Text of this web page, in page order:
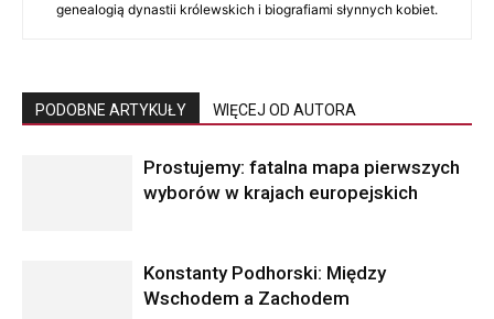
genealogią dynastii królewskich i biografiami słynnych kobiet.
PODOBNE ARTYKUŁY WIĘCEJ OD AUTORA
Prostujemy: fatalna mapa pierwszych
wyborów w krajach europejskich
Konstanty Podhorski: Między
Wschodem a Zachodem